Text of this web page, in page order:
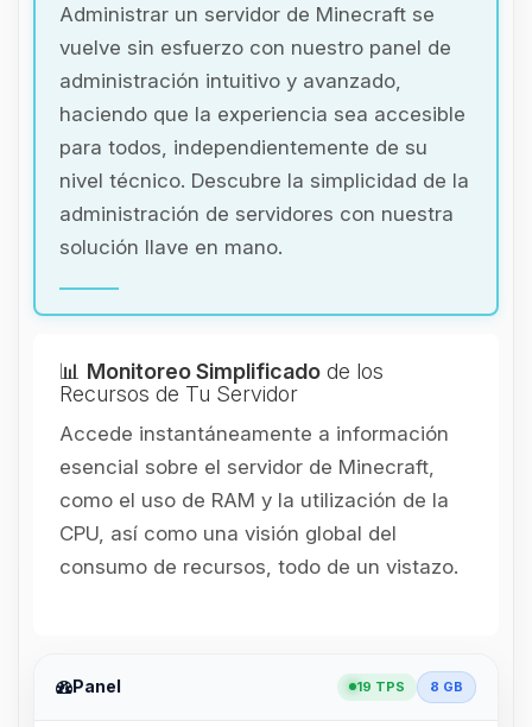
Administrar un servidor de Minecraft se
vuelve sin esfuerzo con nuestro panel de
administración intuitivo y avanzado,
haciendo que la experiencia sea accesible
para todos, independientemente de su
nivel técnico. Descubre la simplicidad de la
administración de servidores con nuestra
solución llave en mano.
📊 Monitoreo Simplificado de los
Recursos de Tu Servidor
Accede instantáneamente a información
esencial sobre el servidor de Minecraft,
como el uso de RAM y la utilización de la
CPU, así como una visión global del
consumo de recursos, todo de un vistazo.
Panel 19 TPS 8 GB